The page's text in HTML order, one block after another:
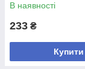
В наявності
233 ₴
Купити